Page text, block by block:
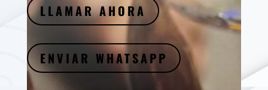
LLAMAR AHORA
ENVIAR WHATSAPP